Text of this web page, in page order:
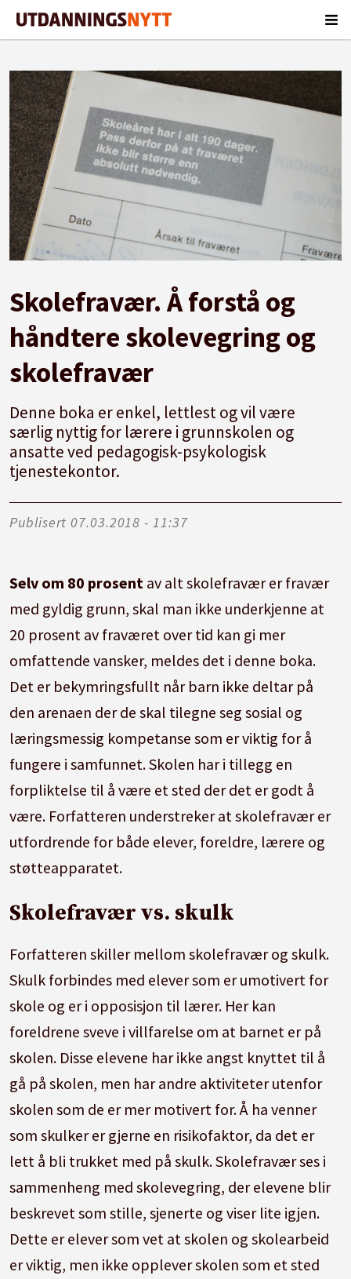
Skolefravær. Å forstå og
håndtere skolevegring og
skolefravær
Denne boka er enkel, lettlest og vil være
særlig nyttig for lærere i grunnskolen og
ansatte ved pedagogisk-psykologisk
tjenestekontor.
Publisert 07.03.2018 - 11:37
Selv om 80 prosent av alt skolefravær er fravær
med gyldig grunn, skal man ikke underkjenne at
20 prosent av fraværet over tid kan gi mer
omfattende vansker, meldes det i denne boka.
Det er bekymringsfullt når barn ikke deltar på
den arenaen der de skal tilegne seg sosial og
læringsmessig kompetanse som er viktig for å
fungere i samfunnet. Skolen har i tillegg en
forpliktelse til å være et sted der det er godt å
være. Forfatteren understreker at skolefravær er
utfordrende for både elever, foreldre, lærere og
støtteapparatet.
Skolefravær vs. skulk
Forfatteren skiller mellom skolefravær og skulk.
Skulk forbindes med elever som er umotivert for
skole og er i opposisjon til lærer. Her kan
foreldrene sveve i villfarelse om at barnet er på
skolen. Disse elevene har ikke angst knyttet til å
gå på skolen, men har andre aktiviteter utenfor
skolen som de er mer motivert for. Å ha venner
som skulker er gjerne en risikofaktor, da det er
lett å bli trukket med på skulk. Skolefravær ses i
sammenheng med skolevegring, der elevene blir
beskrevet som stille, sjenerte og viser lite igjen.
Dette er elever som vet at skolen og skolearbeid
er viktig, men ikke opplever skolen som et sted